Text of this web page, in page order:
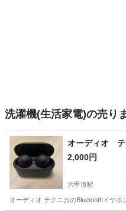
洗濯機(生活家電)の売り
オーディオ テ
2,000円
六甲道駅
オーディオ テクニカのBluetoothイヤホ